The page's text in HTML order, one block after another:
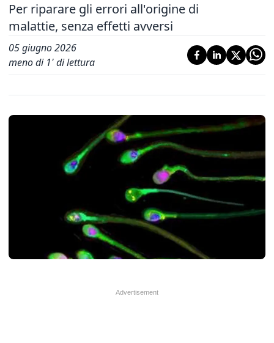
Per riparare gli errori all'origine di
malattie, senza effetti avversi
05 giugno 2026
meno di 1' di lettura